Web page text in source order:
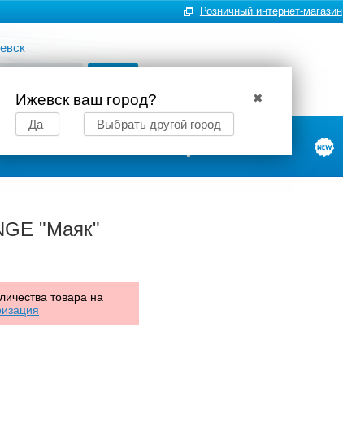
Розничный интернет-магазин
✖
Ижевск ваш город?
Да Выбрать другой город
"Маяк"
товара на